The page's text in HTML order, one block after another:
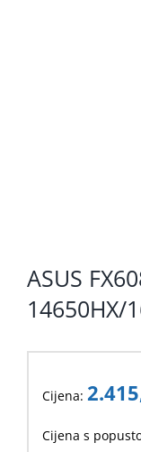
ASUS
14650HX/
Cijena:
Cijena s